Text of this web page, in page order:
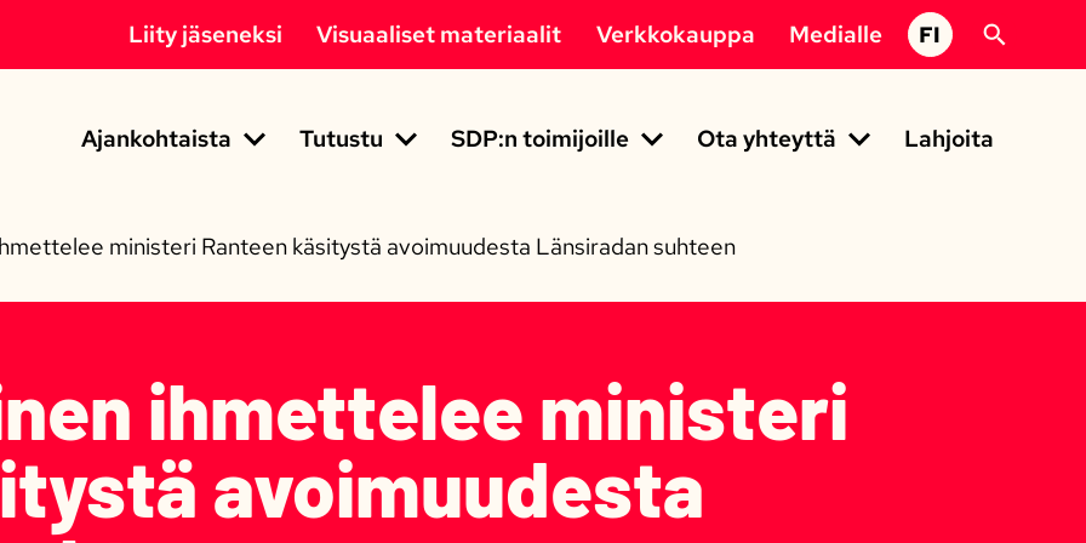
Ajankohtaista
Tutustu SDP:n toimijoille Ota yhteyttä Lahjoita
Liity jäseneksi Visuaaliset materiaalit Verkkokauppa Medialle FI
ministeri Ranteen käsitystä avoimuudesta Länsiradan suhteen
ihmettelee ministeri
avoimuudesta